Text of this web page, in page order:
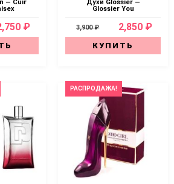
— Cuir
₽
Духи Glossier —
Glossier You
3,900 ₽ 2,850 ₽
КУПИТЬ
РАСПРОДАЖА!